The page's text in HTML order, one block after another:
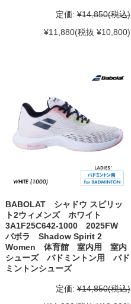
定価: ¥14,850(税込)
¥11,880(税抜 ¥10,800)
BABOLAT シャドウ スピリッ
ト2ウィメンズ ホワイト
3A1F25C642-1000 2025FW
バボラ Shadow Spirit 2
Women 体育館 室内用 室内
シューズ バドミントン用 バド
ミントンシューズ
定価: ¥14,850(税込)